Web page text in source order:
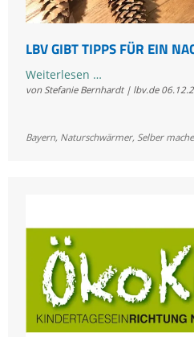
LBV GIBT TIPPS FÜR EIN
Weiterlesen …LBV
gibt
für
von Stefanie Bernhardt | lbv.de
Bayern, Naturschwärmer, Selber